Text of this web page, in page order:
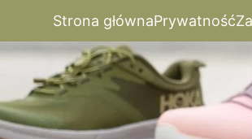
Strona głównaPrywatność